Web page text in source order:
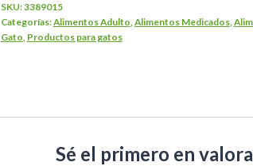
URINARY
CARE
SKU:3389015
Categorías:Alimentos Adulto,Alimentos Medicados,
Gato, Productos para gatos
Sé el primero en